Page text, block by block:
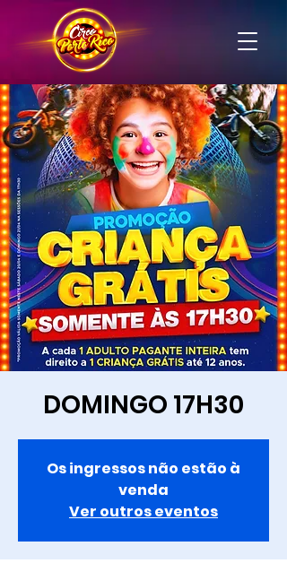
DOMINGO 17H30
Os ingressos não estão à
venda
Ver outros eventos